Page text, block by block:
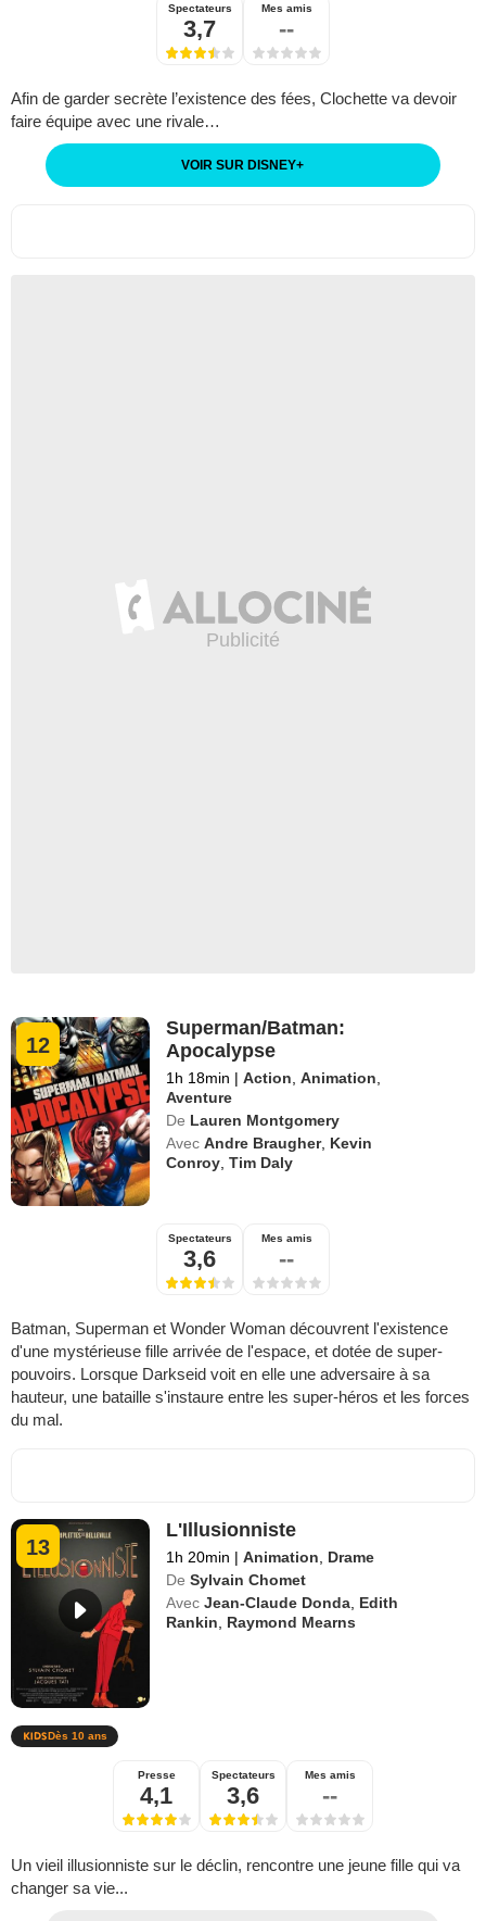
Spectateurs
3,7
Mes amis
--
Afin de garder secrète l’existence des fées, Clochette va devoir
faire équipe avec une rivale…
VOIR SUR DISNEY+
12
Superman/Batman:
Apocalypse
1h 18min | Action ,Animation
Aventure
De Lauren Montgomery
Avec Andre Braugher, Kevin
Conroy ,Tim Daly
Spectateurs
3,6
Mes amis
--
Batman, Superman et Wonder Woman découvrent l'existence
d'une mystérieuse fille arrivée de l'espace, et dotée de super-
pouvoirs. Lorsque Darkseid voit en elle une adversaire à sa
hauteur, une bataille s'instaure entre les super-héros et les forces
du mal.
13
L'Illusionniste
1h 20min | Animation
Drame
De Sylvain Chomet
Avec Jean-Claude Donda Edith
Rankin
Raymond Mearns
Dès 10 ans
Presse
4,1
Spectateurs
3,6
Mes amis
--
Un vieil illusionniste sur le déclin, rencontre une jeune fille qui va
changer sa vie...